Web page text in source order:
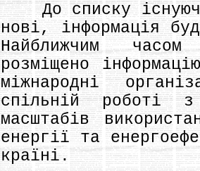
До списку
нові, інформація
Найближчим
розміщено
міжнародні
спільній роботі
масштабів
енергії та
країні.